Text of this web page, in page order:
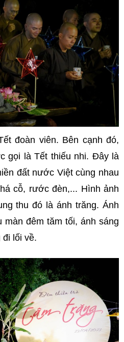
đoàn viên. Bên cạnh đó,
gọi là Tết thiếu nhi. Đây là
đất nước Việt cùng nhau
cỗ, rước đèn,... Hình ảnh
thu đó là ánh trăng. Ánh
màn đêm tăm tối, ánh sáng
lối về.